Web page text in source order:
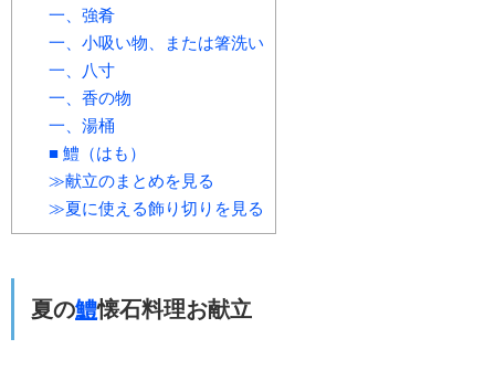
一、強肴
一、小吸い物、または箸洗い
一、八寸
一、香の物
一、湯桶
■ 鱧（はも）
≫献立のまとめを見る
≫夏に使える飾り切りを見る
夏の鱧懐石料理お献立